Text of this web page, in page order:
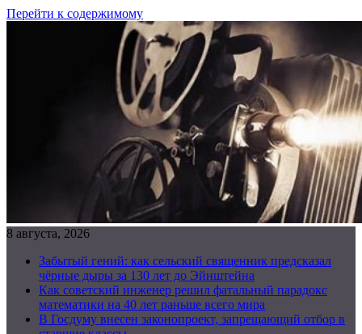
Перейти к содержимому
8 августа, 2026
Забытый гений: как сельский священник предсказал
чёрные дыры за 130 лет до Эйнштейна
Как советский инженер решил фатальный парадокс
математики на 40 лет раньше всего мира
В Госдуму внесен законопроект, запрещающий отбор в